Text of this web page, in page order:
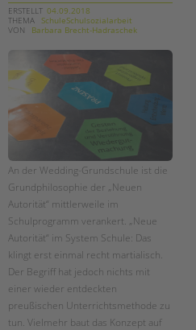
ERSTELLT 04.09.2018
THEMA SchuleSchulsozialarbeit
VON
Barbara Brecht-Hadraschek
An der Wedding-Grundschule ist die
Grundphilosophie der „Neuen
Autorität“ mittlerweile im
Schulprogramm verankert. „Neue
Autorität“ im System Schule: Das
klingt erst einmal recht martialisch.
Der Begriff hat jedoch nichts mit
einer wieder entdeckten
preußischen Unterrichtsmethode zu
tun. Vielmehr baut das Konzept auf